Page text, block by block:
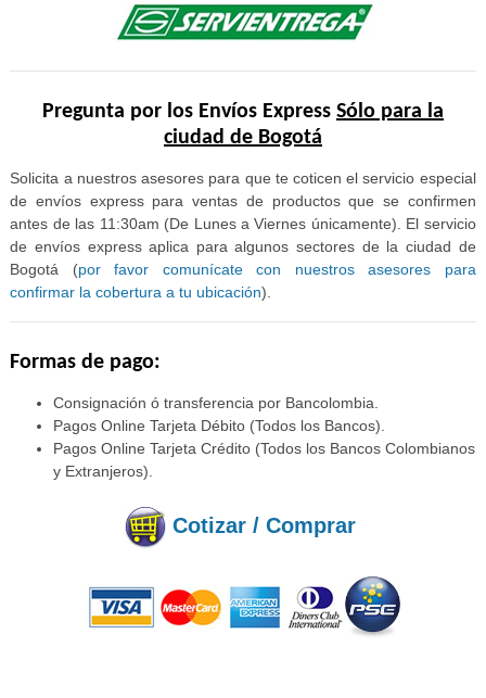
Pregunta por los Envíos Express Sólo para la
ciudad de Bogotá
Solicita a nuestros asesores para que te coticen el servicio especial
de envíos express para ventas de productos que se confirmen
antes de las 11:30am (De Lunes a Viernes únicamente). El servicio
de envíos express aplica para algunos sectores de la ciudad de
Bogotá (por favor comunícate con nuestros asesores para
confirmar la cobertura a tu ubicación).
Formas de pago:
Consignación ó transferencia por Bancolombia.
Pagos Online Tarjeta Débito (Todos los Bancos).
Pagos Online Tarjeta Crédito (Todos los Bancos Colombianos
y Extranjeros).
Cotizar / Comprar